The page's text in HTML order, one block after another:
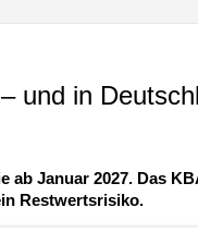
und in
ab Januar 2027. Das
Restwertsrisiko.